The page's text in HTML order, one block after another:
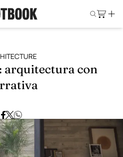
arquitectura con